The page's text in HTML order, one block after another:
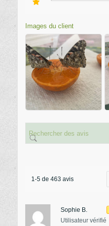
Images du client
1-5 de 463 avis
Sophie B.
Utilisateur vérifié